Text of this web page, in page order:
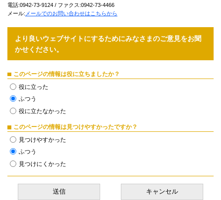
電話:0942-73-9124 / ファクス:0942-73-4466
メール: メールでのお問い合わせはこちらから
より良いウェブサイトにするためにみなさまのご意見をお聞
かせください。
このページの情報は役に立ちましたか？
役に立った
ふつう
役に立たなかった
このページの情報は見つけやすかったですか？
見つけやすかった
ふつう
見つけにくかった